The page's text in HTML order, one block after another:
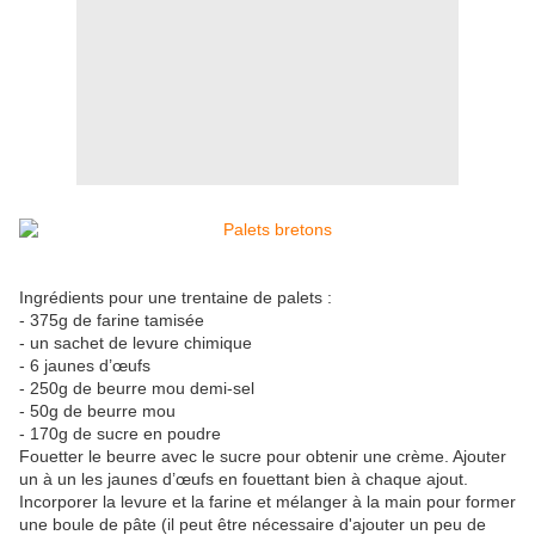
Ingrédients pour une trentaine de palets :
- 375g de farine tamisée
- un sachet de levure chimique
- 6 jaunes d’œufs
- 250g de beurre mou demi-sel
- 50g de beurre mou
- 170g de sucre en poudre
Fouetter le beurre avec le sucre pour obtenir une crème. Ajouter
un à un les jaunes d’œufs en fouettant bien à chaque ajout.
Incorporer la levure et la farine et mélanger à la main pour former
une boule de pâte (il peut être nécessaire d'ajouter un peu de